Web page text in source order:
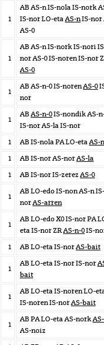
1
AB AS-n IS-nola IS-nork
IS-nor LO-etaAS-nIS-nor
AS-0
1
AB AS-n IS-nork IS-nori
nor AS-0 IS-noren IS-nor
AS-0
1
AB AS-n-0 IS-norenAS-0
nor
1
AB AS-n-0IS-nondik AS-
IS-nor AS-la IS-nor
1
AB IS-nola PA LO-etaAS-
1
AB IS-nor AS-norAS-la
1
AB IS-nor IS-zerez AS-0
1
AB LO-edo IS-non AS-n IS-
norAS-arren
1
AB LO-edo X0 IS-nor PA
eta IS-nor ZRAS-n-0IS-
1
AB LO-eta IS-norAS-bait
1
AB LO-eta IS-nor IS-nor
bait
1
AB LO-eta IS-noren LO-
IS-noren IS-norAS-bait
1
AB PA LO-eta AS-nork
AS-noiz